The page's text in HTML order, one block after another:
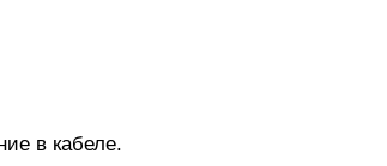
в кабеле.